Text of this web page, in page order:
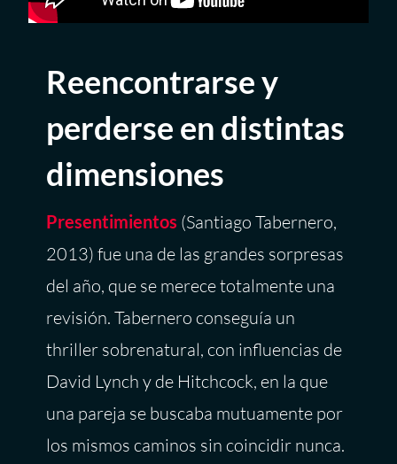
Reencontrarse y
perderse en distintas
dimensiones
Presentimientos (Santiago Tabernero,
2013) fue una de las grandes sorpresas
del año, que se merece totalmente una
revisión. Tabernero conseguía un
thriller sobrenatural, con influencias de
David Lynch y de Hitchcock, en la que
una pareja se buscaba mutuamente por
los mismos caminos sin coincidir nunca.